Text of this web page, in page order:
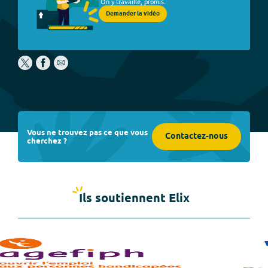
Demander la vidéo
Vous ne trouvez pas ce que vous
cherchez ? Contactez-nous
Ils soutiennent Elix